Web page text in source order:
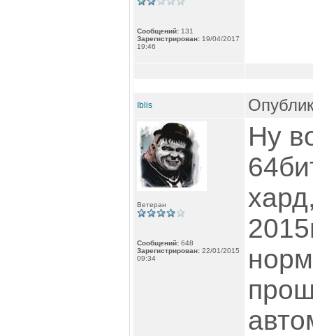
Сообщений: 131
Зарегистрирован: 19/04/2017
19:46
Iblis
Ветеран
Сообщений: 648
Зарегистрирован: 22/01/2015
09:34
Ну